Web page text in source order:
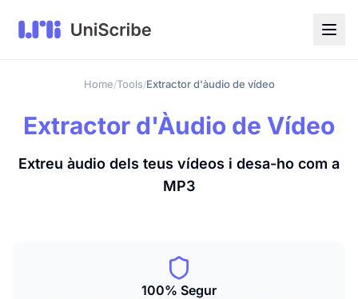
Home/Tools/Extractor d'àudio de vídeo
Extractor d'Àudio de Vídeo
Extreu àudio dels teus vídeos i desa-ho com a
MP3
100% Segur